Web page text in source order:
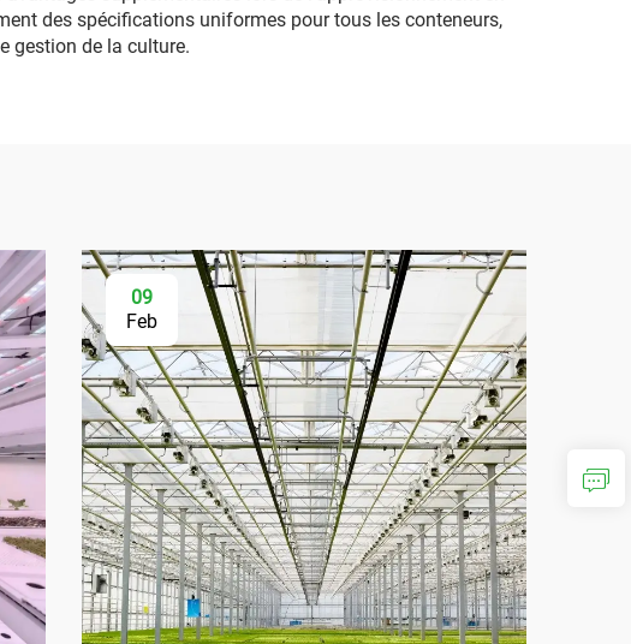
des spécifications uniformes pour tous les conteneurs,
gestion de la culture.
09
Feb